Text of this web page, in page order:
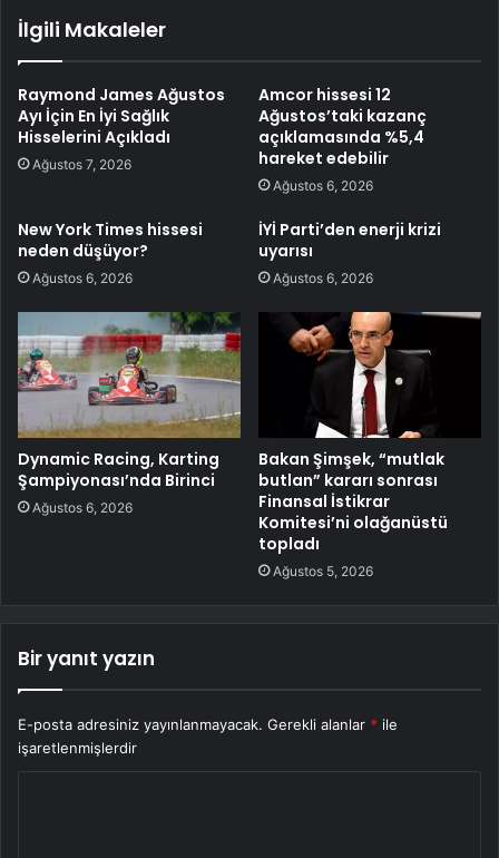
İlgili Makaleler
Raymond James Ağustos
Ayı İçin En İyi Sağlık
Hisselerini Açıkladı
Ağustos 7, 2026
Amcor hissesi 12
Ağustos’taki kazanç
açıklamasında %5,4
hareket edebilir
Ağustos 6, 2026
New York Times hissesi
neden düşüyor?
Ağustos 6, 2026
İYİ Parti’den enerji krizi
uyarısı
Ağustos 6, 2026
Dynamic Racing, Karting
Şampiyonası’nda Birinci
Ağustos 6, 2026
Bakan Şimşek, “mutlak
butlan” kararı sonrası
Finansal İstikrar
Komitesi’ni olağanüstü
topladı
Ağustos 5, 2026
Bir yanıt yazın
E-posta adresiniz yayınlanmayacak. Gerekli alanlar * ile
işaretlenmişlerdir